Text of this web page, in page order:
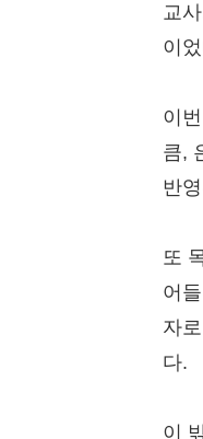
교
이
이
큼,
반
또
어
자
다.
이